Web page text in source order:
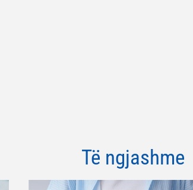
Të ngjashme